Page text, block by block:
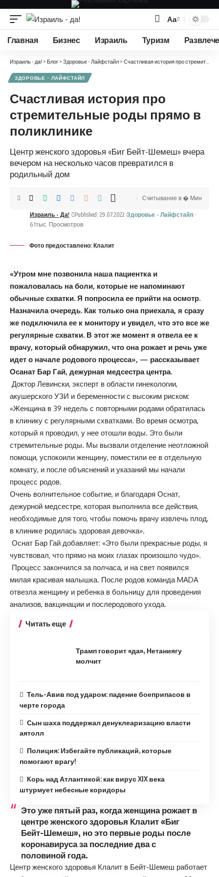
Изменение
размера
Аа
Главная Бизнес Израиль Туризм
Израиль - да! > Блог > Здоровье - Лайфстайл > Счастливая история про стремительные роды прямо в поликлинике
ЗДОРОВЬЕ - ЛАЙФСТАЙЛ
Счастливая история про
стремительные роды прямо в
поликлинике
Центр женского здоровья «Биг Бейт-Шемеш» вчера
вечером на несколько часов превратился в
родильный дом
Израиль - Да! Published: 29.07.2022 Здоровье - Лайфстайл
6.1тыс. Просмотров
Считывание в � Мин
Фото предоставлено: Клалит
«Утром мне позвонила наша пациентка и
пожаловалась на боли, которые не напоминают
обычные схватки. Я попросила ее прийти на осмотр.
Назначила очередь. Как только она приехала, я сразу
же подключила ее к монитору и увидел, что это все же
регулярные схватки. В этот же момент я отвела ее к
врачу, который обнаружил, что она рожает и речь уже
идет о начале родового процесса», — рассказывает
Осанат Бар Гай, дежурная медсестра центра.
Доктор Левински, эксперт в области гинекологии,
акушерского УЗИ и беременности с высоким риском:
«Женщина в 39 недель с повторными родами обратилась
в клинику с регулярными схватками. Во время осмотра,
который я проводил, у нее отошли воды. Это были
стремительные роды. Мы вызвали отделение неотложной
помощи, успокоили женщину, поместили ее в отдельную
комнату, и после объяснений и указаний мы начали
процесс родов.
Очень волнительное событие, и благодаря Оснат,
дежурной медсестре, которая выполнила все действия,
необходимые для того, чтобы помочь врачу извлечь плод,
в клинике родилась здоровая девочка».
Оснат Бар Гай добавляет: «Это были прекрасные роды, я
чувствовал, что прямо на моих глазах произошло чудо».
Процесс закончился за полчаса, и на свет появился
милая красивая малышка. После родов команда MАDA
отвезла женщину и ребенка в больницу для проведения
анализов, вакцинации и послеродового ухода.
Читать еще
Трамп говорит «да», Нетаниягу
молчит
Тель-Авив под ударом: падение боеприпасов в
черте города
Сын шаха поддержал денуклеаризацию власти
аятолл
Полиция: Избегайте публикаций, которые
помогают врагу!
Корь над Атлантикой: как вирус XIX века
штурмует небесные коридоры
Это уже пятый раз, когда женщина рожает в
центре женского здоровья Клалит «Биг
Бейт-Шемеш», но это первые роды после
коронавируса за последние два с
половиной года.
Центр женского здоровья Клалит в Бейт-Шемеш работает